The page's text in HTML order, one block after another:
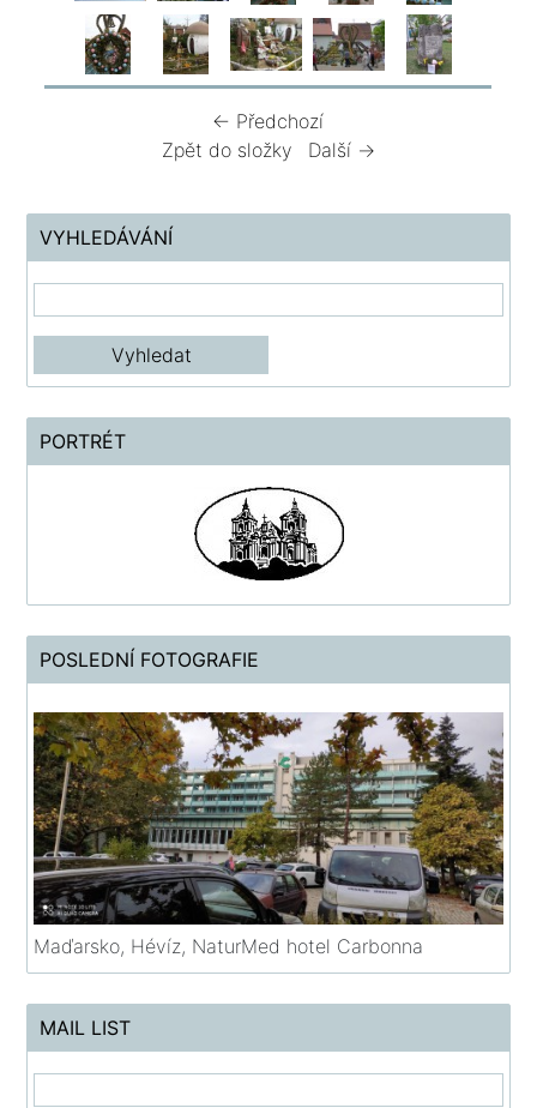
← Předchozí
Zpět do složky
Další →
VYHLEDÁVÁNÍ
PORTRÉT
POSLEDNÍ FOTOGRAFIE
Maďarsko, Hévíz, NaturMed hotel Carbonna
MAIL LIST